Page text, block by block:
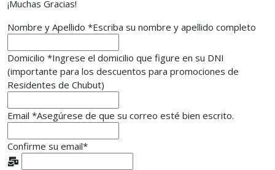
¡Muchas Gracias!
Nombre y Apellido *Escriba su nombre y apellido completo
Domicilio *Ingrese el domicilio que figure en su DNI
(importante para los descuentos para promociones de
Residentes de Chubut)
Email *Asegúrese de que su correo esté bien escrito.
Confirme su email*